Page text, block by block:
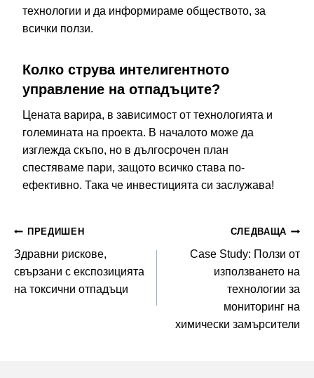
технологии и да информираме обществото, за
всички ползи.
Колко струва интелигентното
управление на отпадъците?
Цената варира, в зависимост от технологията и
големината на проекта. В началото може да
изглежда скъпо, но в дългосрочен план
спестяваме пари, защото всичко става по-
ефективно. Така че инвестицията си заслужава!
Навигация
ПРЕДИШЕН
Здравни рискове,
свързани с експозицията
на токсични отпадъци
СЛЕДВАЩА
Case Study: Ползи от
използването на
технологии за
мониторинг на
химически замърсители